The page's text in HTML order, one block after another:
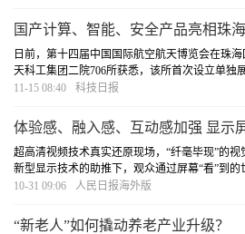
国产计算、智能、安全产品亮相珠
日前，第十四届中国国际航空航天博览会在珠
天科工集团二院706所获悉，该所首次设立单独
“计算、智能、安全”为主题，展出了众多明星展
11-15 08:40 科技日报
体验感、融入感、互动感加强 显示
宴”
超高清视频技术真实还原现场，“纤毫毕现”的
新型显示技术的助推下，观众通过屏幕“看”到
发展迅速，显示屏相关企业持续创新，为用户带
10-31 09:06 人民日报海外版
“新老人”如何撬动养老产业升级？